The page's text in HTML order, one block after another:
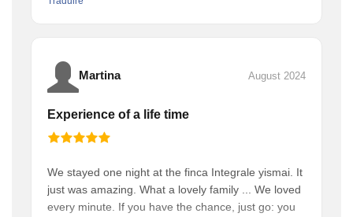
Martina August 2024
Experience of a life time
We stayed one night at the finca Integrale yismai. It
just was amazing. What a lovely family ... We loved
every minute. If you have the chance, just go: you